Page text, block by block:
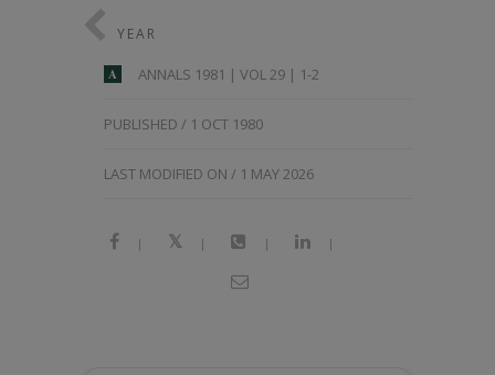
YEAR
A ANNALS 1981 | VOL 29 | 1-2
PUBLISHED / 1 OCT 1980
LAST MODIFIED ON / 1 MAY 2026
| | | |